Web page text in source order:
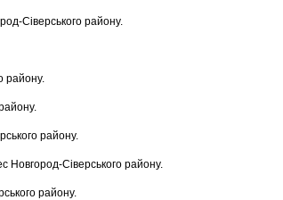
Сіверського району.
району.
району.
Новгород-Сіверського району.
району.